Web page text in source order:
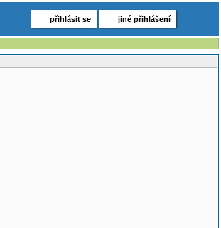
přihlásit se jiné přihlášení